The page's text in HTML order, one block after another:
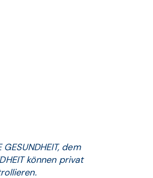
dem
können privat